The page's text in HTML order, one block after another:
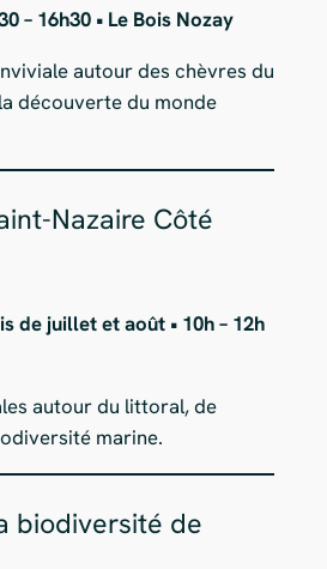
– 16h30 • Le Bois Nozay
autour des chèvres du
découverte du monde
Nazaire Côté
de juillet et août • 10h – 12h
autour du littoral, de
marine.
biodiversité de